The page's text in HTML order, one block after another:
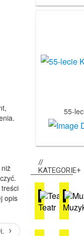
opis
55-
KATEGORIE+
Teatr